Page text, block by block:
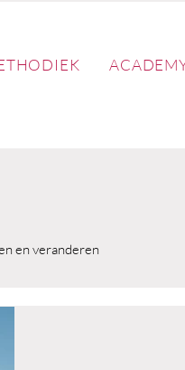
en veranderen